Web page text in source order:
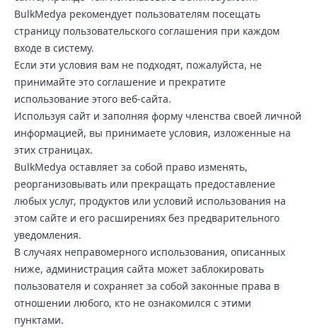
BulkMedya рекомендует пользователям посещать
страницу пользовательского соглашения при каждом
входе в систему.
Если эти условия вам не подходят, пожалуйста, не
принимайте это соглашение и прекратите
использование этого веб-сайта.
Используя сайт и заполняя форму членства своей личной
информацией, вы принимаете условия, изложенные на
этих страницах.
BulkMedya оставляет за собой право изменять,
реорганизовывать или прекращать предоставление
любых услуг, продуктов или условий использования на
этом сайте и его расширениях без предварительного
уведомления.
В случаях неправомерного использования, описанных
ниже, администрация сайта может заблокировать
пользователя и сохраняет за собой законные права в
отношении любого, кто не ознакомился с этими
пунктами.